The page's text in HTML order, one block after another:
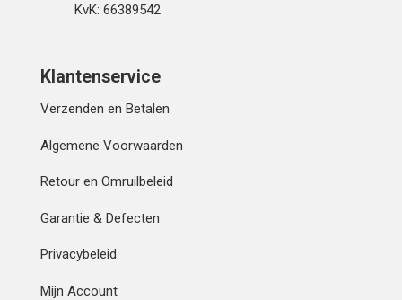
KvK: 66389542
Klantenservice
Verzenden en Betalen
Algemene Voorwaarden
Retour en Omruilbeleid
Garantie & Defecten
Privacybeleid
Mijn Account